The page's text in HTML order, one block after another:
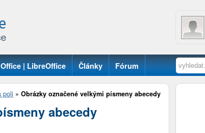
| LibreOffice Články Fórum
poli » Obrázky označené velkými písmeny abecedy
abecedy